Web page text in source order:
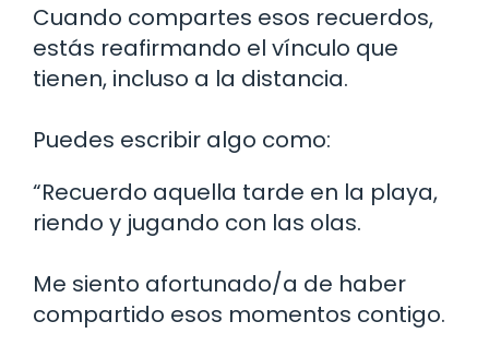
Cuando compartes esos recuerdos,
estás reafirmando el vínculo que
tienen, incluso a la distancia.
Puedes escribir algo como:
“Recuerdo aquella tarde en la playa,
riendo y jugando con las olas.
Me siento afortunado/a de haber
compartido esos momentos contigo.